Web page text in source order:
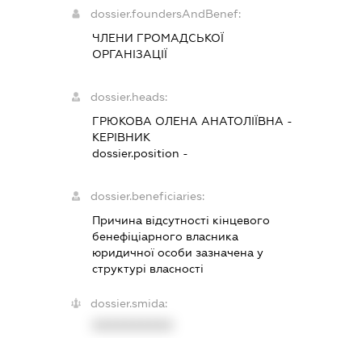
dossier.foundersAndBenef:
ЧЛЕНИ ГРОМАДСЬКОЇ
ОРГАНІЗАЦІЇ
dossier.heads:
ГРЮКОВА ОЛЕНА АНАТОЛІЇВНА -
КЕРІВНИК
dossier.position -
dossier.beneficiaries:
Причина відсутності кінцевого
бенефіціарного власника
юридичної особи зазначена у
структурі власності
dossier.smida: